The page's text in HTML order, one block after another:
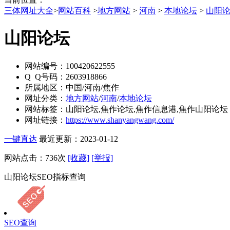
三体网址大全>网站百科 >地方网站 > 河南 > 本地论坛 > 山阳
山阳论坛
网站编号： 100420622555
Q Q号码： 2603918866
所属地区： 中国/河南/焦作
网址分类： 地方网站/河南/本地论坛
网站标签： 山阳论坛,焦作论坛,焦作信息港,焦作山阳论坛
网址链接： https://www.shanyangwang.com/
一键直达 最近更新：2023-01-12
网站点击： 736次 [收藏] [举报]
山阳论坛SEO指标查询
SEO查询